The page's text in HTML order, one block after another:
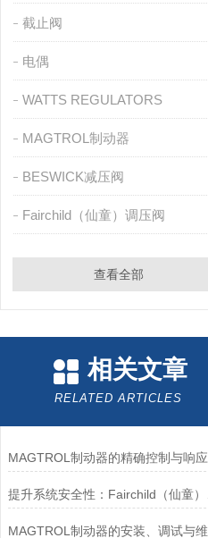
截止阀
电偶
WATTS REGULATORS
MAGTROL制动器
BESWICK减压阀
Fairchild（仙童）调压阀
查看全部
相关文章
RELATED ARTICLES